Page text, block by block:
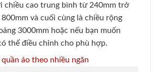
chiều cao trung bình từ 240mm trở
800mm và cuối cùng là chiều rộng
3000mm hoặc nếu bạn muốn
thể điều chỉnh cho phù hợp.